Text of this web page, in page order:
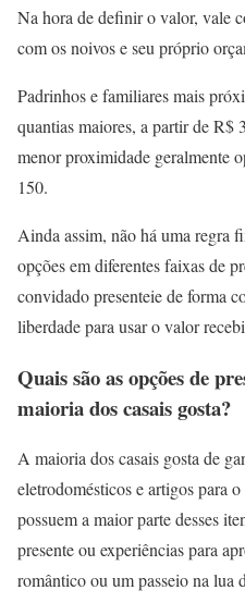
Na hora de definir o valor, vale
com os noivos e seu próprio
Padrinhos e familiares mais
quantias maiores, a partir de R$
menor proximidade geralmente
150.
Ainda assim, não há uma regra
opções em diferentes faixas de
convidado presenteie de forma
liberdade para usar o valor
Quais são as opções de
maioria dos casais gosta?
A maioria dos casais gosta de
eletrodomésticos e artigos para
possuem a maior parte desses
presente ou experiências para
romântico ou um passeio na lua